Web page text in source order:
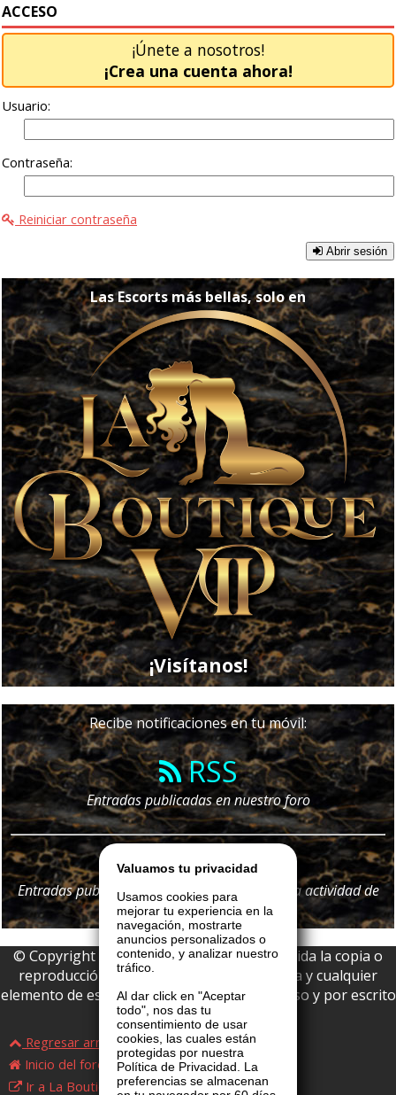
ACCESO
¡Únete a nosotros!
¡Crea una cuenta ahora!
Usuario:
Contraseña:
Reiniciar contraseña
Abrir sesión
Las Escorts más bellas, solo en
¡Visítanos!
Recibe notificaciones en tu móvil:
RSS
Entradas publicadas en nuestro foro
Telegram
Entradas publicadas en nuestro foro y
la actividad de
nuestro portal
© Copyright 2026 La Boutique VIP • Prohibida la copia o
reproducción parcial o total de esta página y cualquier
elemento de este website sin permiso expreso y por escrito
de La Boutique VIP.
Regresar arriba
Inicio del foro
Ir a La Boutique VIP
Valuamos tu privacidad
Usamos cookies para
mejorar tu experiencia en la
navegación, mostrarte
anuncios personalizados o
contenido, y analizar nuestro
tráfico.
Al dar click en "Aceptar
todo", nos das tu
consentimiento de usar
cookies, las cuales están
protegidas por nuestra
Política de Privacidad. La
preferencias se almacenan